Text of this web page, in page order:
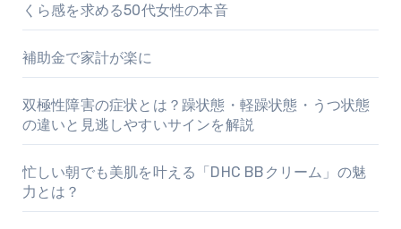
くら感を求める50代女性の本音
補助金で家計が楽に
双極性障害の症状とは？躁状態・軽躁状態・うつ状態
の違いと見逃しやすいサインを解説
忙しい朝でも美肌を叶える「DHC BBクリーム」の魅
力とは？